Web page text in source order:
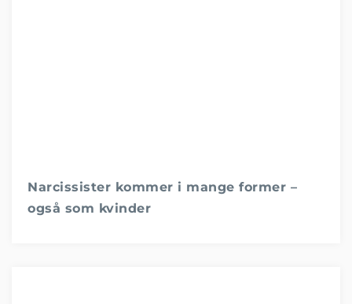
Narcissister kommer i mange former –
også som kvinder